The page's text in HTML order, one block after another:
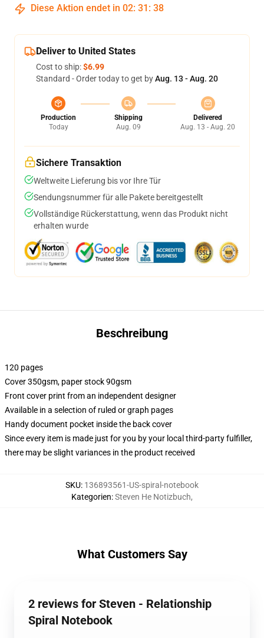
Diese Aktion endet in 02: 31 : 38
Deliver to United States
Cost to ship:$6.99
Standard - Order today to get byAug. 13 - Aug. 20
Production
Today
Shipping
Aug. 09
Delivered
Aug. 13 - Aug. 20
Sichere Transaktion
Weltweite Lieferung bis vor Ihre Tür
Sendungsnummer für alle Pakete bereitgestellt
Vollständige Rückerstattung, wenn das Produkt nicht
erhalten wurde
Beschreibung
120 pages
Cover 350gsm, paper stock 90gsm
Front cover print from an independent designer
Available in a selection of ruled or graph pages
Handy document pocket inside the back cover
Since every item is made just for you by your local third-party fulfiller,
there may be slight variances in the product received
SKU: 136893561-US-spiral-notebook
Kategorien:Steven He Notizbuch,
What Customers Say
2 reviews for Steven - Relationship
Spiral Notebook